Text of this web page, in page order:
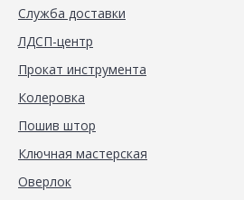
Служба доставки
ЛДСП-центр
Прокат инструмента
Колеровка
Пошив штор
Ключная мастерская
Оверлок